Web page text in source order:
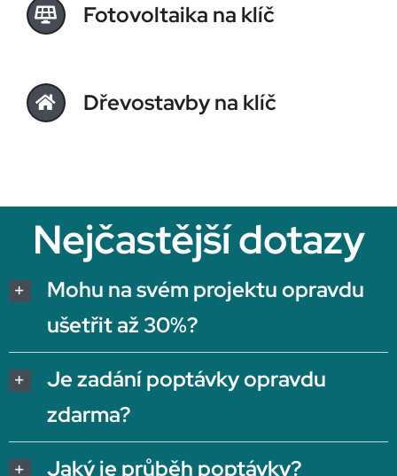
Fotovoltaika na klíč
Dřevostavby na klíč
Nejčastější dotazy
Mohu na svém projektu opravdu
ušetřit až 30%?
Je zadání poptávky opravdu
zdarma?
Jaký je průběh poptávky?